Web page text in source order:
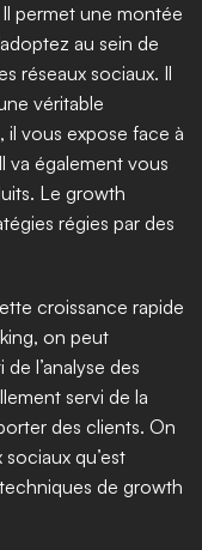
permet une montée
au sein de
réseaux sociaux. Il
véritable
il vous expose face à
va également vous
Le growth
régies par des
croissance rapide
on peut
l’analyse des
servi de la
des clients. On
qu’est
de growth